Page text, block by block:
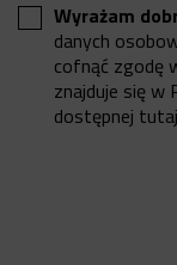
Wyrażam
danych
cofnąć zgodę
znajduje się w
dostępnej